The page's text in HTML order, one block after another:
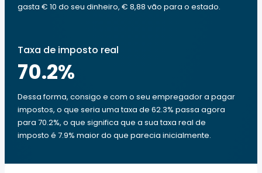
gasta € 10 do seu dinheiro, € 8,88 vão para o estado.
Taxa de imposto real
70.2%
Dessa forma, consigo e com o seu empregador a pagar
impostos, o que seria uma taxa de 62.3% passa agora
para 70.2%, o que significa que a sua taxa real de
imposto é 7.9% maior do que parecia inicialmente.